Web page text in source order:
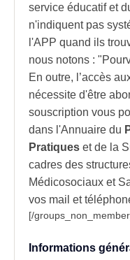
service éducatif et
n'indiquent pas
l'APP quand ils
nous notons :
En outre, l’accès
nécessite d'être
souscription vous
dans l'Annuaire du
Pratiques et de la
cadres des
Médicosociaux et
vos mail et
[/
Informations